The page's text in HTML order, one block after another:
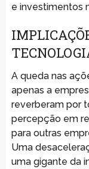
e investimentos
A queda nas
apenas a
reverberam por
percepção em
para outras
Uma
uma gigante da